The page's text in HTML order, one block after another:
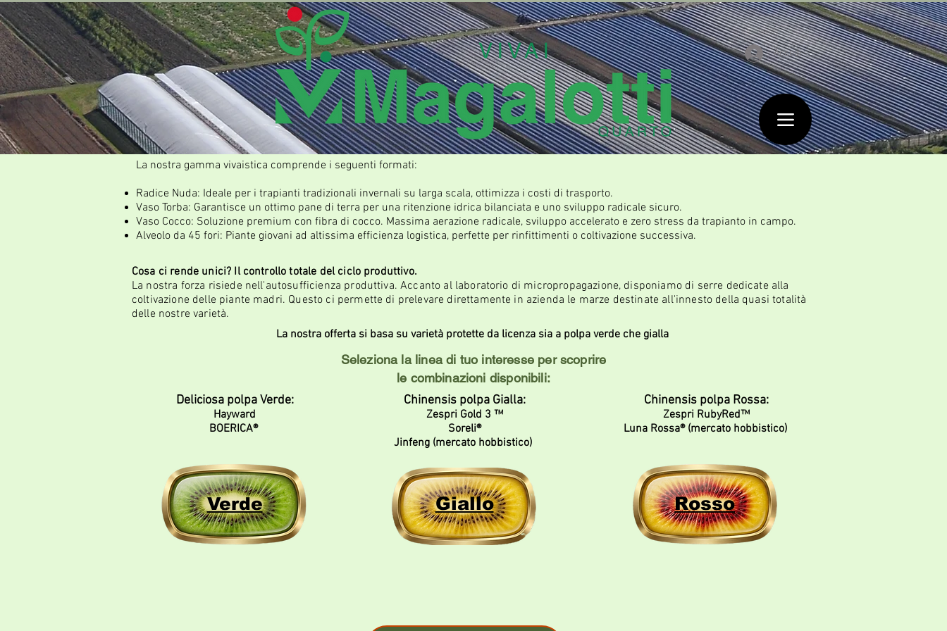
Accedi
La nostra gamma vivaistica comprende i seguenti formati:
Radice Nuda: Ideale per i trapianti tradizionali invernali su larga scala, ottimizza i costi di trasporto.
Vaso Torba: Garantisce un ottimo pane di terra per una ritenzione idrica bilanciata e uno sviluppo radicale sicuro.
Vaso Cocco: Soluzione premium con fibra di cocco. Massima aerazione radicale, sviluppo accelerato e zero stress da trapianto in campo.
Alveolo da 45 fori: Piante giovani ad altissima efficienza logistica, perfette per rinfittimenti o coltivazione successiva.
Cosa ci rende unici? Il controllo totale del ciclo produttivo.
La nostra forza risiede nell'autosufficienza produttiva. Accanto al laboratorio di micropropagazione, disponiamo di serre dedicate alla
coltivazione delle piante madri. Questo ci permette di prelevare direttamente in azienda le marze destinate all'innesto della quasi totalità
delle nostre varietà.
La nostra offerta si basa su varietà protette da licenza sia a polpa verde che gialla
Seleziona la linea di tuo interesse per scoprire
le combinazioni disponibili:
Deliciosa polpa Verde:
Hayward
BOERICA®
Chinensis polpa Gialla:
Zespri Gold 3 ™
Soreli®
Jinfeng (mercato hobbistico)
Chinensis polpa Rossa:
Zespri RubyRed™
Luna Rossa® (mercato hobbistico)
Verde Giallo Rosso